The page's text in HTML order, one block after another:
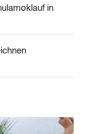
in